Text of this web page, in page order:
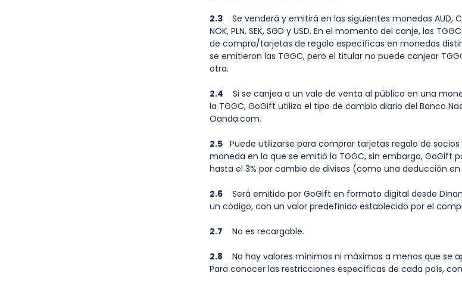
2.3 Se venderá y emitirá en las siguientes monedas AUD,
NOK, PLN, SEK, SGD y USD. En el momento del canje, las
de compra/tarjetas de regalo específicas en monedas
se emitieron las TGGC, pero el titular no puede canjear
otra.
2.4 Si se canjea a un vale de venta al público en una
la TGGC, GoGift utiliza el tipo de cambio diario del Banco
Oanda.com.
2.5 Puede utilizarse para comprar tarjetas regalo de
moneda en la que se emitió la TGGC, sin embargo, GoGift
hasta el 3% por cambio de divisas (como una deducción en
2.6 Será emitido por GoGift en formato digital desde
un código, con un valor predefinido establecido por el
2.7 No es recargable.
2.8 No hay valores mínimos ni máximos a menos que se
Para conocer las restricciones específicas de cada país,